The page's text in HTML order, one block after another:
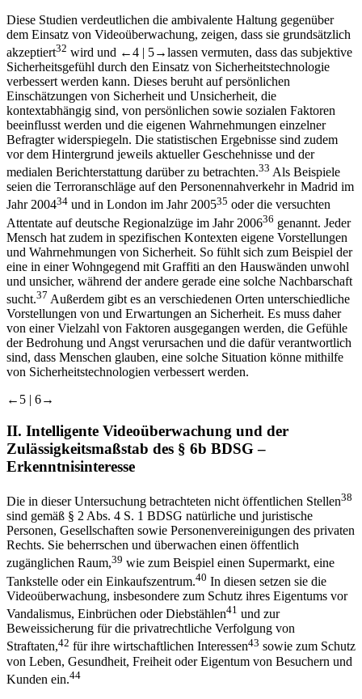
Diese Studien verdeutlichen die ambivalente Haltung gegenüber
dem Einsatz von Videoüberwachung, zeigen, dass sie grundsätzlich
akzeptiert32 wird und ←4 | 5→lassen vermuten, dass das subjektive
Sicherheitsgefühl durch den Einsatz von Sicherheitstechnologie
verbessert werden kann. Dieses beruht auf persönlichen
Einschätzungen von Sicherheit und Unsicherheit, die
kontextabhängig sind, von persönlichen sowie sozialen Faktoren
beeinflusst werden und die eigenen Wahrnehmungen einzelner
Befragter widerspiegeln. Die statistischen Ergebnisse sind zudem
vor dem Hintergrund jeweils aktueller Geschehnisse und der
medialen Berichterstattung darüber zu betrachten.33 Als Beispiele
seien die Terroranschläge auf den Personennahverkehr in Madrid im
Jahr 200434 und in London im Jahr 200535 oder die versuchten
Attentate auf deutsche Regionalzüge im Jahr 200636 genannt. Jeder
Mensch hat zudem in spezifischen Kontexten eigene Vorstellungen
und Wahrnehmungen von Sicherheit. So fühlt sich zum Beispiel der
eine in einer Wohngegend mit Graffiti an den Hauswänden unwohl
und unsicher, während der andere gerade eine solche Nachbarschaft
sucht.37 Außerdem gibt es an verschiedenen Orten unterschiedliche
Vorstellungen von und Erwartungen an Sicherheit. Es muss daher
von einer Vielzahl von Faktoren ausgegangen werden, die Gefühle
der Bedrohung und Angst verursachen und die dafür verantwortlich
sind, dass Menschen glauben, eine solche Situation könne mithilfe
von Sicherheitstechnologien verbessert werden.
←5 |
6→
II. Intelligente Videoüberwachung und der
Zulässigkeitsmaßstab des § 6b BDSG –
Erkenntnisinteresse
Die in dieser Untersuchung betrachteten nicht öffentlichen Stellen38
sind gemäß § 2 Abs. 4 S. 1 BDSG natürliche und juristische
Personen, Gesellschaften sowie Personenvereinigungen des privaten
Rechts. Sie beherrschen und überwachen einen öffentlich
zugänglichen Raum,39 wie zum Beispiel einen Supermarkt, eine
Tankstelle oder ein Einkaufszentrum.40 In diesen setzen sie die
Videoüberwachung, insbesondere zum Schutz ihres Eigentums vor
Vandalismus, Einbrüchen oder Diebstählen41 und zur
Beweissicherung für die privatrechtliche Verfolgung von
Straftaten,42 für ihre wirtschaftlichen Interessen43 sowie zum Schutz
von Leben, Gesundheit, Freiheit oder Eigentum von Besuchern und
Kunden ein.44